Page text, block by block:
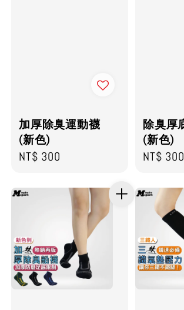
加厚除臭運動襪
(新色)
Regular
NT$ 300
除臭厚
(新色)
Regular
NT$ 300